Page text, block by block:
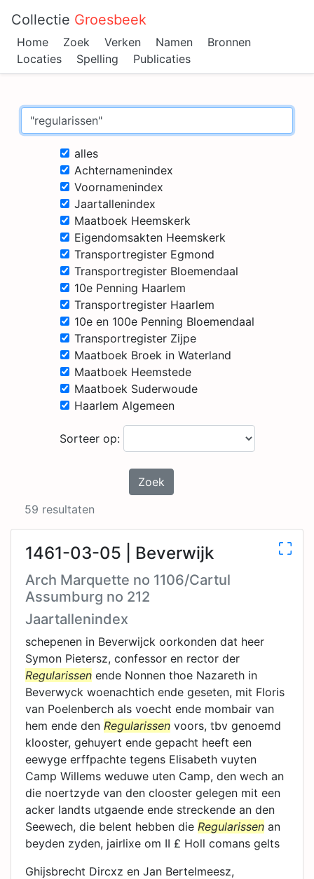
Collectie Groesbeek
Home Zoek Verken Namen
Bronnen
Locaties
Spelling Publicaties
alles
Achternamenindex
Voornamenindex
Jaartallenindex
Maatboek Heemskerk
Eigendomsakten Heemskerk
Transportregister Egmond
Transportregister Bloemendaal
10e Penning Haarlem
Transportregister Haarlem
10e en 100e Penning Bloemendaal
Transportregister Zijpe
Maatboek Broek in Waterland
Maatboek Heemstede
Maatboek Suderwoude
Haarlem Algemeen
Sorteer op:
Zoek
59 resultaten
1461-03-05 | Beverwijk
Arch Marquette no 1106/Cartul
Assumburg no 212
Jaartallenindex
schepenen in Beverwijck oorkonden dat heer
Symon Pietersz, confessor en rector der
Regularissen ende Nonnen thoe Nazareth in
Beverwyck woenachtich ende geseten, mit Floris
van Poelenberch als voecht ende mombair van
hem ende den Regularissen voors, tbv genoemd
klooster, gehuyert ende gepacht heeft een
eewyge erffpachte tegens Elisabeth vuyten
Camp Willems weduwe uten Camp, den wech an
die noertzyde van den clooster gelegen mit een
acker landts utgaende ende streckende an den
Seewech, die belent hebben die Regularissen an
beyden zyden, jairlixe om II £ Holl comans gelts
Ghijsbrecht Dircxz en Jan Bertelmeesz,